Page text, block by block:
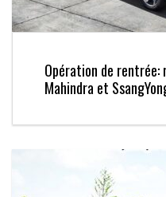
Opération de rentrée:
Mahindra et